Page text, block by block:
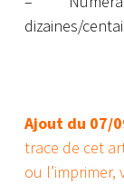
dizaines/
Ajout du 07/
trace de cet
ou